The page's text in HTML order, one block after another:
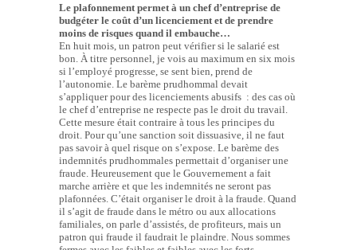
Le plafonnement permet à un chef d’entreprise de
budgéter le coût d’un licenciement et de prendre
moins de risques quand il embauche…
En huit mois, un patron peut vérifier si le salarié est
bon. À titre personnel, je vois au maximum en six mois
si l’employé progresse, se sent bien, prend de
l’autonomie. Le barème prudhommal devait
s’appliquer pour des licenciements abusifs : des cas où
le chef d’entreprise ne respecte pas le droit du travail.
Cette mesure était contraire à tous les principes du
droit. Pour qu’une sanction soit dissuasive, il ne faut
pas savoir à quel risque on s’expose. Le barème des
indemnités prudhommales permettait d’organiser une
fraude. Heureusement que le Gouvernement a fait
marche arrière et que les indemnités ne seront pas
plafonnées. C’était organiser le droit à la fraude. Quand
il s’agit de fraude dans le métro ou aux allocations
familiales, on parle d’assistés, de profiteurs, mais un
patron qui fraude il faudrait le plaindre. Nous sommes